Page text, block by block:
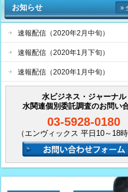
お知らせ »
速報配信（2020年2月中旬）
速報配信（2020年1月下旬）
速報配信（2020年1月中旬）
水ビジネス・ジャーナル
水関連個別委託調査のお問い
03-5928-0180
（エンヴィックス 平日10～18時